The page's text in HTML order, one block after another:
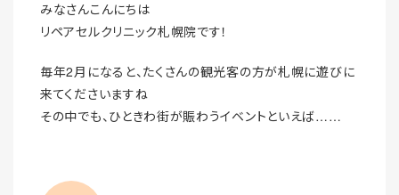
みなさんこんにちは
リペアセルクリニック札幌院です！
毎年2月になると、たくさんの観光客の方が札幌に遊びに
来てくださいますね
その中でも、ひときわ街が賑わうイベントといえば……